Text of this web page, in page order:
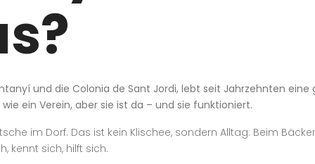
und die Colonia de Sant Jordi, lebt seit Jahrzehnten
ein Verein, aber sie ist da – und sie funktioniert.
im Dorf. Das ist kein Klischee, sondern Alltag: Beim
kennt sich, hilft sich.